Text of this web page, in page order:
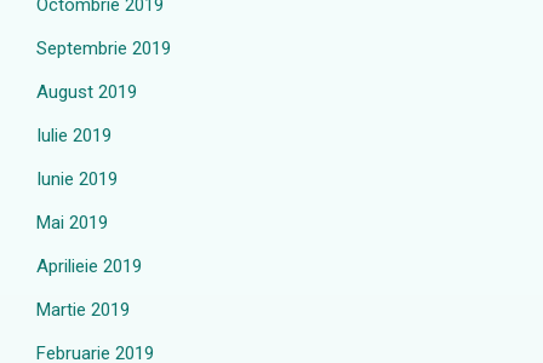
Octombrie 2019
Septembrie 2019
August 2019
Iulie 2019
Iunie 2019
Mai 2019
Aprilieie 2019
Martie 2019
Februarie 2019